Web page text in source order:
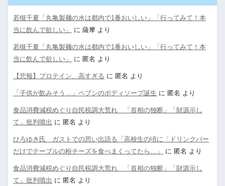
若槻千夏「丸亀製麺の水は都内で1番おいしい」「行ってみて！本
当に飲んで欲しい」
に 薩摩 より
若槻千夏「丸亀製麺の水は都内で1番おいしい」「行ってみて！本
当に飲んで欲しい」
に 匿名 より
【悲報】プロテイン、高すぎる に 匿名 より
「子供が飲みそう…」ペプシのボディソープ誕生 に 匿名 より
食品消費減税めぐり自民税調大荒れ 「首相の独断」「財源示し
て」批判噴出 に 匿名 より
ひろゆき氏 ガストでの思い出語る「高校生の頃に「ドリンクバー
だけでテーブルの粉チーズを食べまくってたら…」
に 匿名 より
食品消費減税めぐり自民税調大荒れ 「首相の独断」「財源示し
て」批判噴出 に 匿名 より